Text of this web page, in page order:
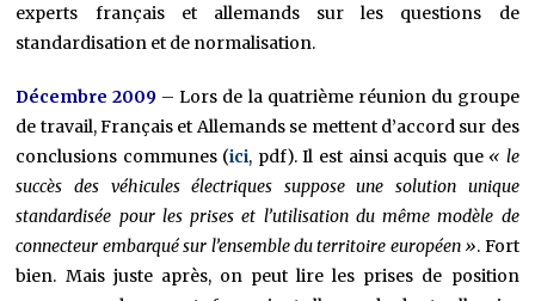
experts français et allemands sur les questions de
standardisation et de normalisation.
Décembre 2009 – Lors de la quatrième réunion du groupe
de travail, Français et Allemands se mettent d’accord sur des
conclusions communes (ici, pdf). Il est ainsi acquis que « le
succès des véhicules électriques suppose une solution unique
standardisée pour les prises et l’utilisation du même modèle de
connecteur embarqué sur l’ensemble du territoire européen ». Fort
bien. Mais juste après, on peut lire les prises de position